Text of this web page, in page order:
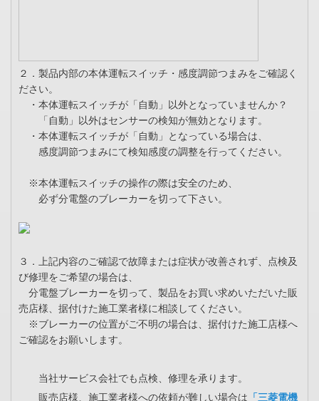
２．製品内部の本体運転スイッチ・感度調節つまみをご確認く
ださい。
・本体運転スイッチが「自動」以外となっていませんか？
「自動」以外はセンサーの検知が無効となります。
・本体運転スイッチが「自動」となっている場合は、
感度調節つまみにて検知感度の調整を行ってください。
※本体運転スイッチの操作の際は安全のため、
必ず分電盤のブレーカーを切って下さい。
３．上記内容のご確認で故障または症状が改善されず、点検及
び修理をご希望の場合は、
分電盤ブレーカーを切って、製品をお買い求めいただいた販
売店様、据付けた施工業者様に相談してください。
※ブレーカーの位置がご不明の場合は、据付けた施工店様へ
ご確認をお願いします。
当社サービス会社でも点検、修理を承ります。
販売店様、施工業者様への依頼が難しい場合は 「三菱電機